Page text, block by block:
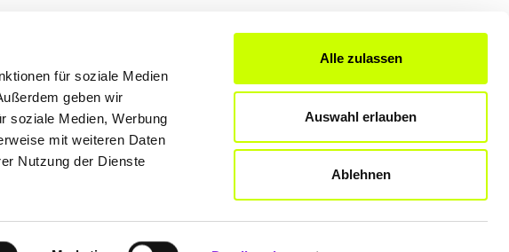
für soziale Medien
geben wir
soziale Medien, Werbung
mit weiteren Daten
Nutzung der Dienste
Alle zulassen
Auswahl erlauben
Ablehnen
FÜR UNTERNEHMER
Werben auf dem Blog
Impressum Rechtliche Hinweise Datenschutzerklärung